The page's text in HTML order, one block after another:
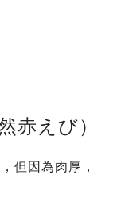
赤えび）
但因為肉厚，